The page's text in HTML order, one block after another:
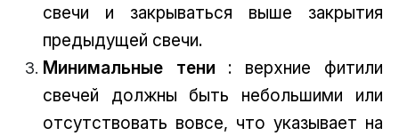
свечи и закрываться выше закрытия
предыдущей свечи.
Минимальные тени : верхние фитили
свечей должны быть небольшими или
отсутствовать вовсе, что указывает на